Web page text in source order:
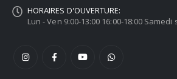
HORAIRES D'OUVERTURE:
Lun - Ven 9:00-13:00 16:00-18:00